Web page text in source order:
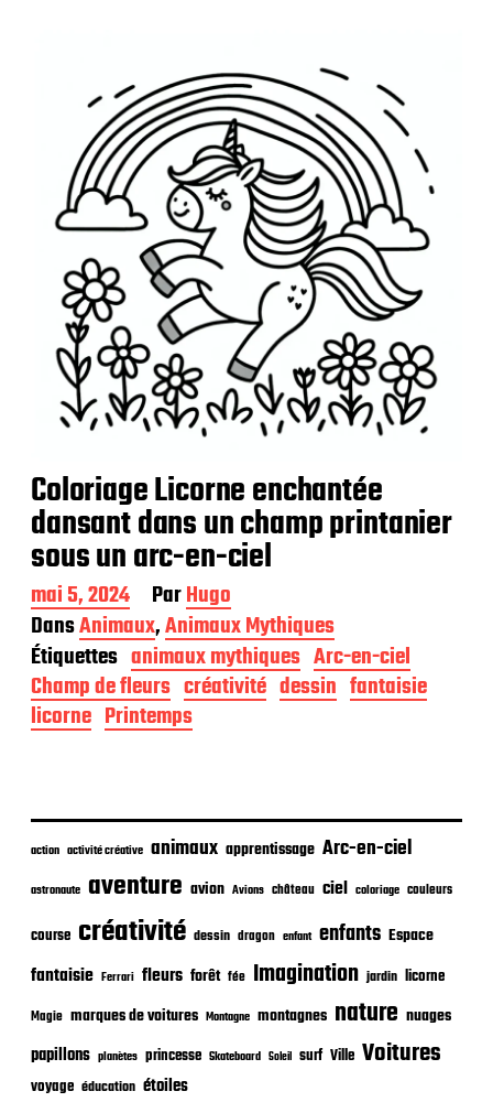
Coloriage Licorne enchantée
dansant dans un champ printanier
sous un arc-en-ciel
D
a
t
e
d
e
p
i
a
t
i
o
n
mai 5, 2024 ParHugo
DansAnimaux,Animaux Mythiques
Étiquettes animaux mythiques Arc-en-ciel
Champ de fleurs créativité dessin fantaisie
licorne Printemps
action activité créative animaux apprentissage Arc-en-ciel
astronaute aventure avion Avions château ciel coloriage couleurs
course créativité dessin dragon enfant enfants Espace
fantaisie Ferrari fleurs forêt fée Imagination jardin licorne
Magie marques de voitures Montagne montagnes nature nuages
papillons planètes princesse Skateboard Soleil surf Ville Voitures
voyage éducation étoiles